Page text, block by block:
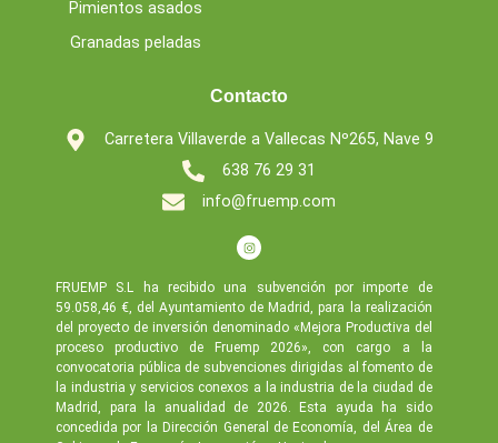
Pimientos asados
Granadas peladas
Contacto
Carretera Villaverde a Vallecas Nº265, Nave 9
638 76 29 31
info@fruemp.com
FRUEMP S.L ha recibido una subvención por importe de
59.058,46 €, del Ayuntamiento de Madrid, para la realización
del proyecto de inversión denominado «Mejora Productiva del
proceso productivo de Fruemp 2026», con cargo a la
convocatoria pública de subvenciones dirigidas al fomento de
la industria y servicios conexos a la industria de la ciudad de
Madrid, para la anualidad de 2026. Esta ayuda ha sido
concedida por la Dirección General de Economía, del Área de